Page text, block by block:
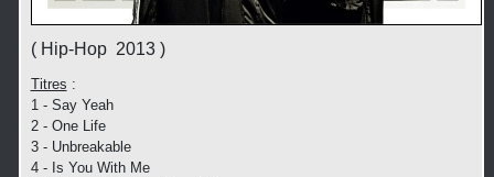
( Hip-Hop 2013 )
Titres :
1 - Say Yeah
2 - One Life
3 - Unbreakable
4 - Is You With Me